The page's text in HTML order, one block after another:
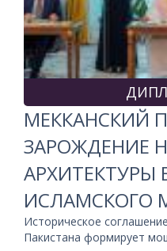
МЕККАНСКИЙ
ЗАРОЖДЕНИЕ
АРХИТЕКТУРЫ
ИСЛАМСКОГО
Историческое
Пакистана формирует